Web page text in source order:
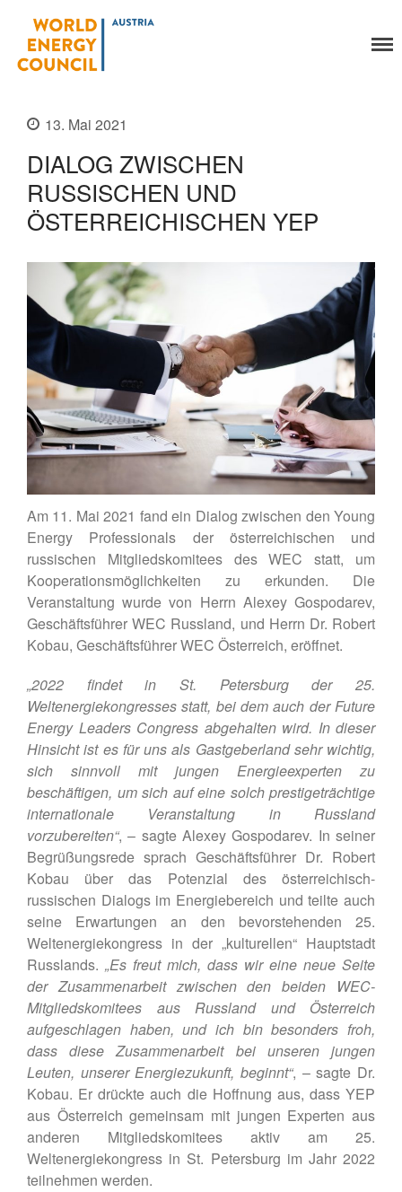
Organe
Mitglieder
Geschäftsstelle
Statuten
Publikationen
Global Community
Unsere Geschichte
WEC-International
Vienna Energy Club
Kontakt
DE
EN
World Energy Council
13. Mai 2021
DIALOG ZWISCHEN
RUSSISCHEN UND
ÖSTERREICHISCHEN YEP
Am 11. Mai 2021 fand ein Dialog zwischen den Young
Energy Professionals der österreichischen und
russischen Mitgliedskomitees des WEC statt, um
Kooperationsmöglichkeiten zu erkunden. Die
Veranstaltung wurde von Herrn Alexey Gospodarev,
Geschäftsführer WEC Russland, und Herrn Dr. Robert
Kobau, Geschäftsführer WEC Österreich, eröffnet.
„2022 findet in St. Petersburg der 25.
Weltenergiekongresses statt, bei dem auch der Future
Energy Leaders Congress abgehalten wird. In dieser
Hinsicht ist es für uns als Gastgeberland sehr wichtig,
sich sinnvoll mit jungen Energieexperten zu
beschäftigen, um sich auf eine solch prestigeträchtige
internationale Veranstaltung in Russland
vorzubereiten“, – sagte Alexey Gospodarev. In seiner
Begrüßungsrede sprach Geschäftsführer Dr. Robert
Kobau über das Potenzial des österreichisch-
russischen Dialogs im Energiebereich und teilte auch
seine Erwartungen an den bevorstehenden 25.
Weltenergiekongress in der „kulturellen“ Hauptstadt
Russlands. „Es freut mich, dass wir eine neue Seite
der Zusammenarbeit zwischen den beiden WEC-
Mitgliedskomitees aus Russland und Österreich
aufgeschlagen haben, und ich bin besonders froh,
dass diese Zusammenarbeit bei unseren jungen
Leuten, unserer Energiezukunft, beginnt“, – sagte Dr.
Kobau. Er drückte auch die Hoffnung aus, dass YEP
aus Österreich gemeinsam mit jungen Experten aus
anderen Mitgliedskomitees aktiv am 25.
Weltenergiekongress in St. Petersburg im Jahr 2022
teilnehmen werden.